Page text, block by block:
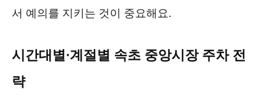
서 예의를 지키는 것이 중요해요.
시간대별·계절별 속초 중앙시장 주차 전
략